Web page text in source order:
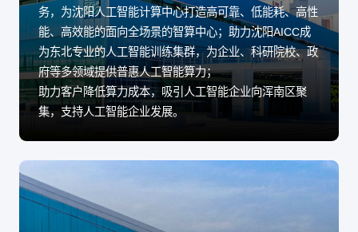
务，为沈阳人工智能计算中心打造高可靠、低能耗、高性
能、高效能的面向全场景的智算中心；助力沈阳AICC成
为东北专业的人工智能训练集群，为企业、科研院校、政
府等多领域提供普惠人工智能算力；
助力客户降低算力成本，吸引人工智能企业向浑南区聚
集，支持人工智能企业发展。